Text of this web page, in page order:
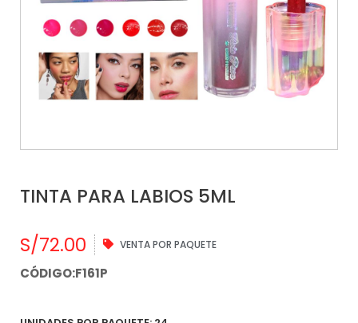
TINTA PARA LABIOS 5ML
S/72.00 VENTA POR PAQUETE
CÓDIGO:F161P